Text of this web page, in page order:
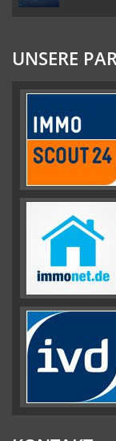
UNSERE